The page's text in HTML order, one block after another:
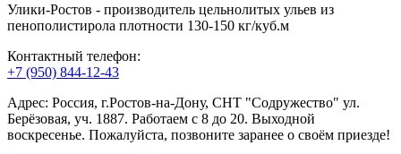
Улики-Ростов - производитель цельнолитых ульев из
пенополистирола плотности 130-150 кг/куб.м
Контактный телефон:
+7 (950) 844-12-43
Адрес: Россия, г.Ростов-на-Дону, СНТ "Содружество" ул.
Берёзовая, уч. 1887. Работаем с 8 до 20. Выходной
воскресенье. Пожалуйста, позвоните заранее о своём приезде!